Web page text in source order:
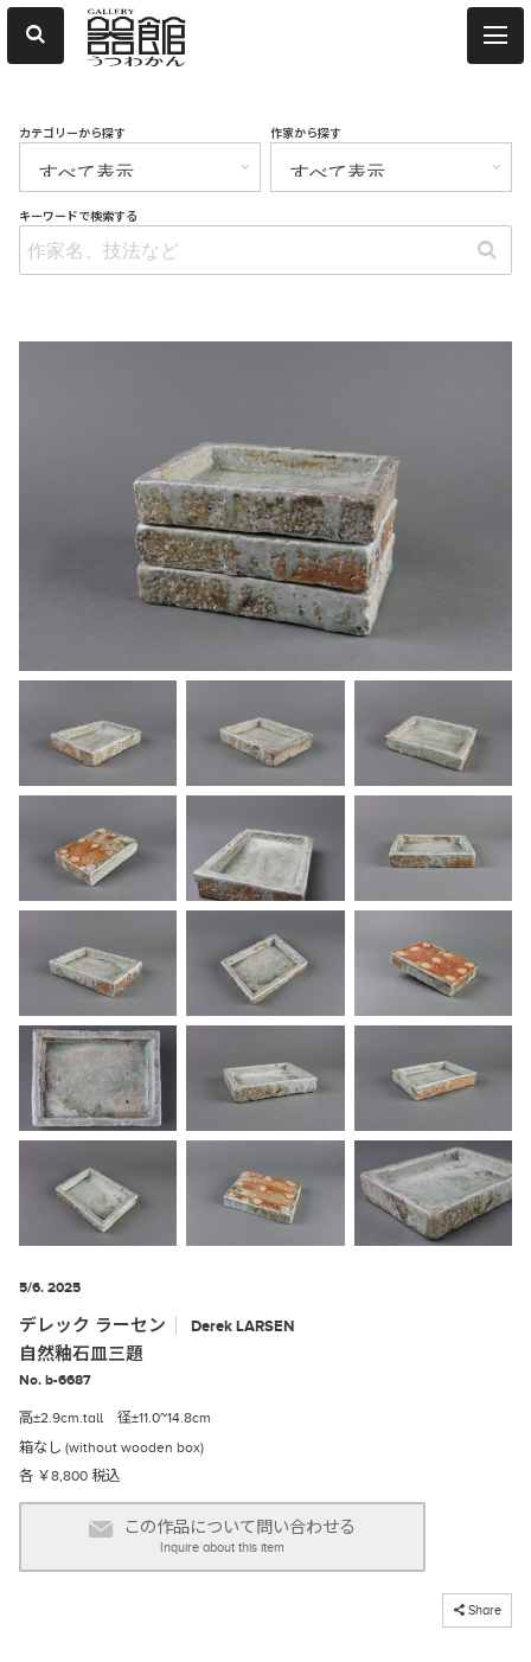
カテゴリーから探す 作家から探す
キーワードで検索する
5/6. 2025
デレック ラーセン Derek LARSEN
自然釉石皿三題
No. b-6687
高±2.9cm.tall 径±11.0~14.8cm
箱なし (without wooden box)
各 ￥8,800 税込
この作品について問い合わせる
Inquire about this item
Share
コピーしました